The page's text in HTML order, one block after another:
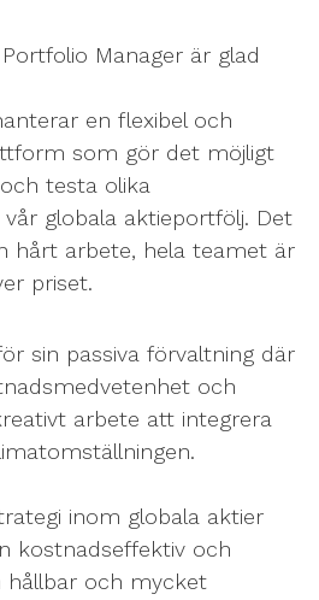
Manager är glad
en flexibel och
som gör det möjligt
testa olika
globala aktieportfölj. Det
hårt arbete, hela teamet är
priset.
sin passiva förvaltning där
och
arbete att integrera
inom globala aktier
kostnadseffektiv och
och mycket